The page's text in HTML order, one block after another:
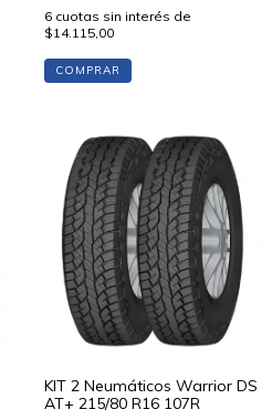
6 cuotas sin interés de
$14.115,00
COMPRAR
KIT 2 Neumáticos Warrior DS
AT+ 215/80 R16 107R